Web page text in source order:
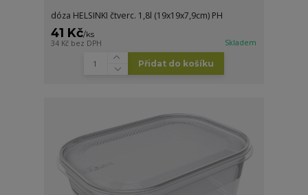
dóza HELSINKI čtverc. 1,8l (19x19x7,9cm) PH
41 Kč/ks
34 Kč bez DPH Skladem
Přidat do košíku